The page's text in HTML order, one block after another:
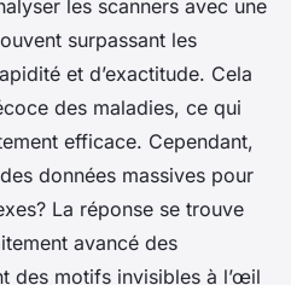
les scanners avec une
surpassant les
et d’exactitude. Cela
des maladies, ce qui
efficace. Cependant,
données massives pour
La réponse se trouve
avancé des
des motifs invisibles à l’œil